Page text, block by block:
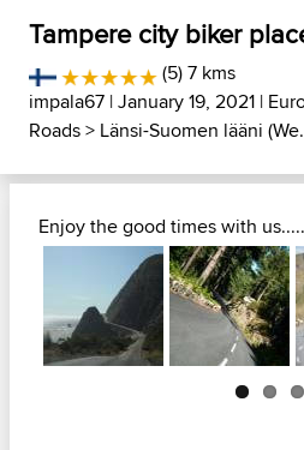
Tampere city biker
(5) 7 kms
impala67 | January 19, 2021 |
Roads> Länsi-Suomen lääni
Enjoy the good times with